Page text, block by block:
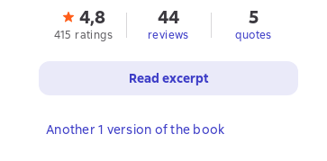
4,8
415 ratings
44
reviews
5
quotes
Read excerpt
Another 1 version of the book